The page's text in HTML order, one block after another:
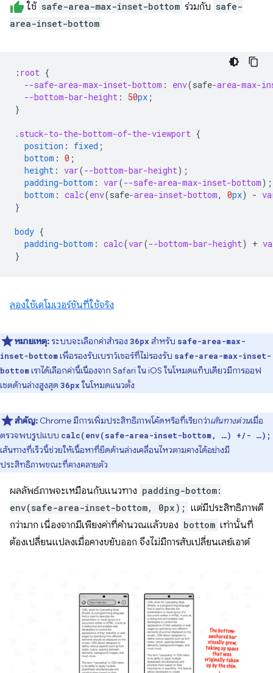
ใช้ safe-area-max-inset-bottom ร่วมกับ safe-
area-inset-bottom
: root {
--safe-area-max-inset-bottom : env(safe-area-max-
--bottom-bar-height : 50px ;
}
. stuck-to-the-bottom-of-the-viewport {
position : fixed ;
bottom : 0 ;
height : var(--bottom-bar-height);
padding-bottom : var(--safe-area-max-inset-bottom);
bottom : calc(env(safe-area-inset-bottom, 0px) -
}
body {
padding-bottom : calc(var(--bottom-bar-height) +
}
ลองใช้เดโมเวอร์ชันที่ใช้จริง
หมายเหตุ:ระบบจะเลือกค่าสำรอง 36px สำหรับ safe-area-max-
inset-bottomเพื่อรองรับเบราว์เซอร์ที่ไม่รองรับ safe-area-max-inset-
bottomเราได้เลือกค่านี้เนื่องจาก Safari ใน iOS ในโหมดแท็บเดียวมีการออฟ
เซตด้านล่างสูงสุด 36px ในโหมดแนวตั้ง
สำคัญ: Chrome มีการเพิ่มประสิทธิภาพโค้ดหรือที่เรียกว่าเส้นทางด่วนเมื่อ
ตรวจพบรูปแบบ calc(env(safe-area-inset-bottom, …) +/- …);
เส้นทางที่เร็วนี้ช่วยให้เนื้อหาที่ยึดด้านล่างเคลื่อนไหวตามคางได้อย่างมี
ประสิทธิภาพขณะที่คางคลายตัว
ผลลัพธ์ภาพจะเหมือนกับแนวทาง padding-bottom:
env(safe-area-inset-bottom, 0px); แต่มีประสิทธิภาพดี
กว่ามาก เนื่องจากมีเพียงค่าที่คำนวณแล้วของ bottom เท่านั้นที่
ต้องเปลี่ยนแปลงเมื่อคางขยับออก จึงไม่มีการสับเปลี่ยนเลย์เอาต์